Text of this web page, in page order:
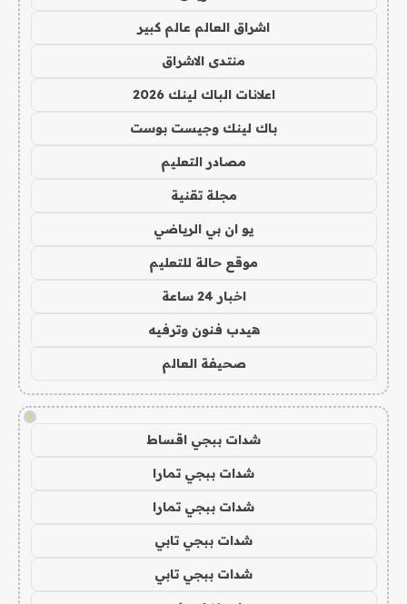
اشراق العالم عالم كبير
منتدى الاشراق
اعلانات الباك لينك 2026
باك لينك وجيست بوست
مصادر التعليم
مجلة تقنية
يو ان بي الرياضي
موقع حالة للتعليم
اخبار 24 ساعة
هيدب فنون وترفيه
صحيفة العالم
!
شدات ببجي اقساط
شدات ببجي تمارا
شدات ببجي تمارا
شدات ببجي تابي
شدات ببجي تابي